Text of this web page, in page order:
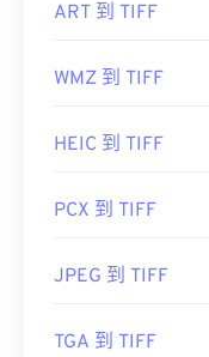
初始發佈日期：
實用連結：
Adobe公司
實用連結：
https://
types/image/
https://www.filep-
ART 到 TIFF
WMZ 到 TIFF
HEIC 到 TIFF
PCX 到 TIFF
JPEG 到 TIFF
TGA 到 TIFF